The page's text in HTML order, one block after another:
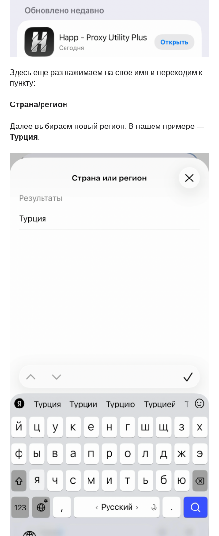
Здесь еще раз нажимаем на свое имя и переходим к
пункту:
Страна/регион
Далее выбираем новый регион. В нашем примере —
Турция.